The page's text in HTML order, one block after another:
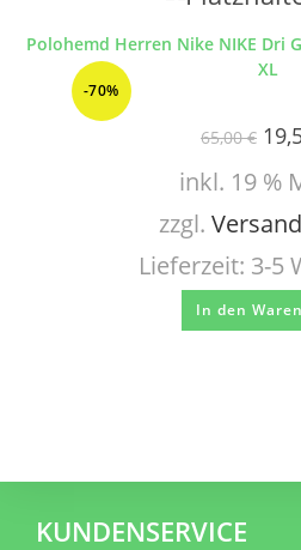
-70%
Polohemd Herren Nike NIKE Dri
XL
65,00€
inkl. 19 %
zzgl.
Lieferzeit: 3-5
In den
KUNDENSERVICE